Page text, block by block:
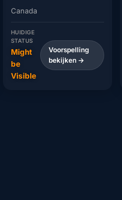
Canada
HUIDIGE
STATUS
Might
be
Visible
Voorspelling
bekijken →